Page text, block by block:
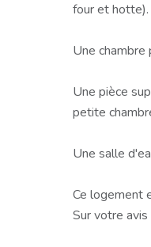
four et hotte).
Une
Une pièce
petite
Une salle
Ce logement
Sur votre